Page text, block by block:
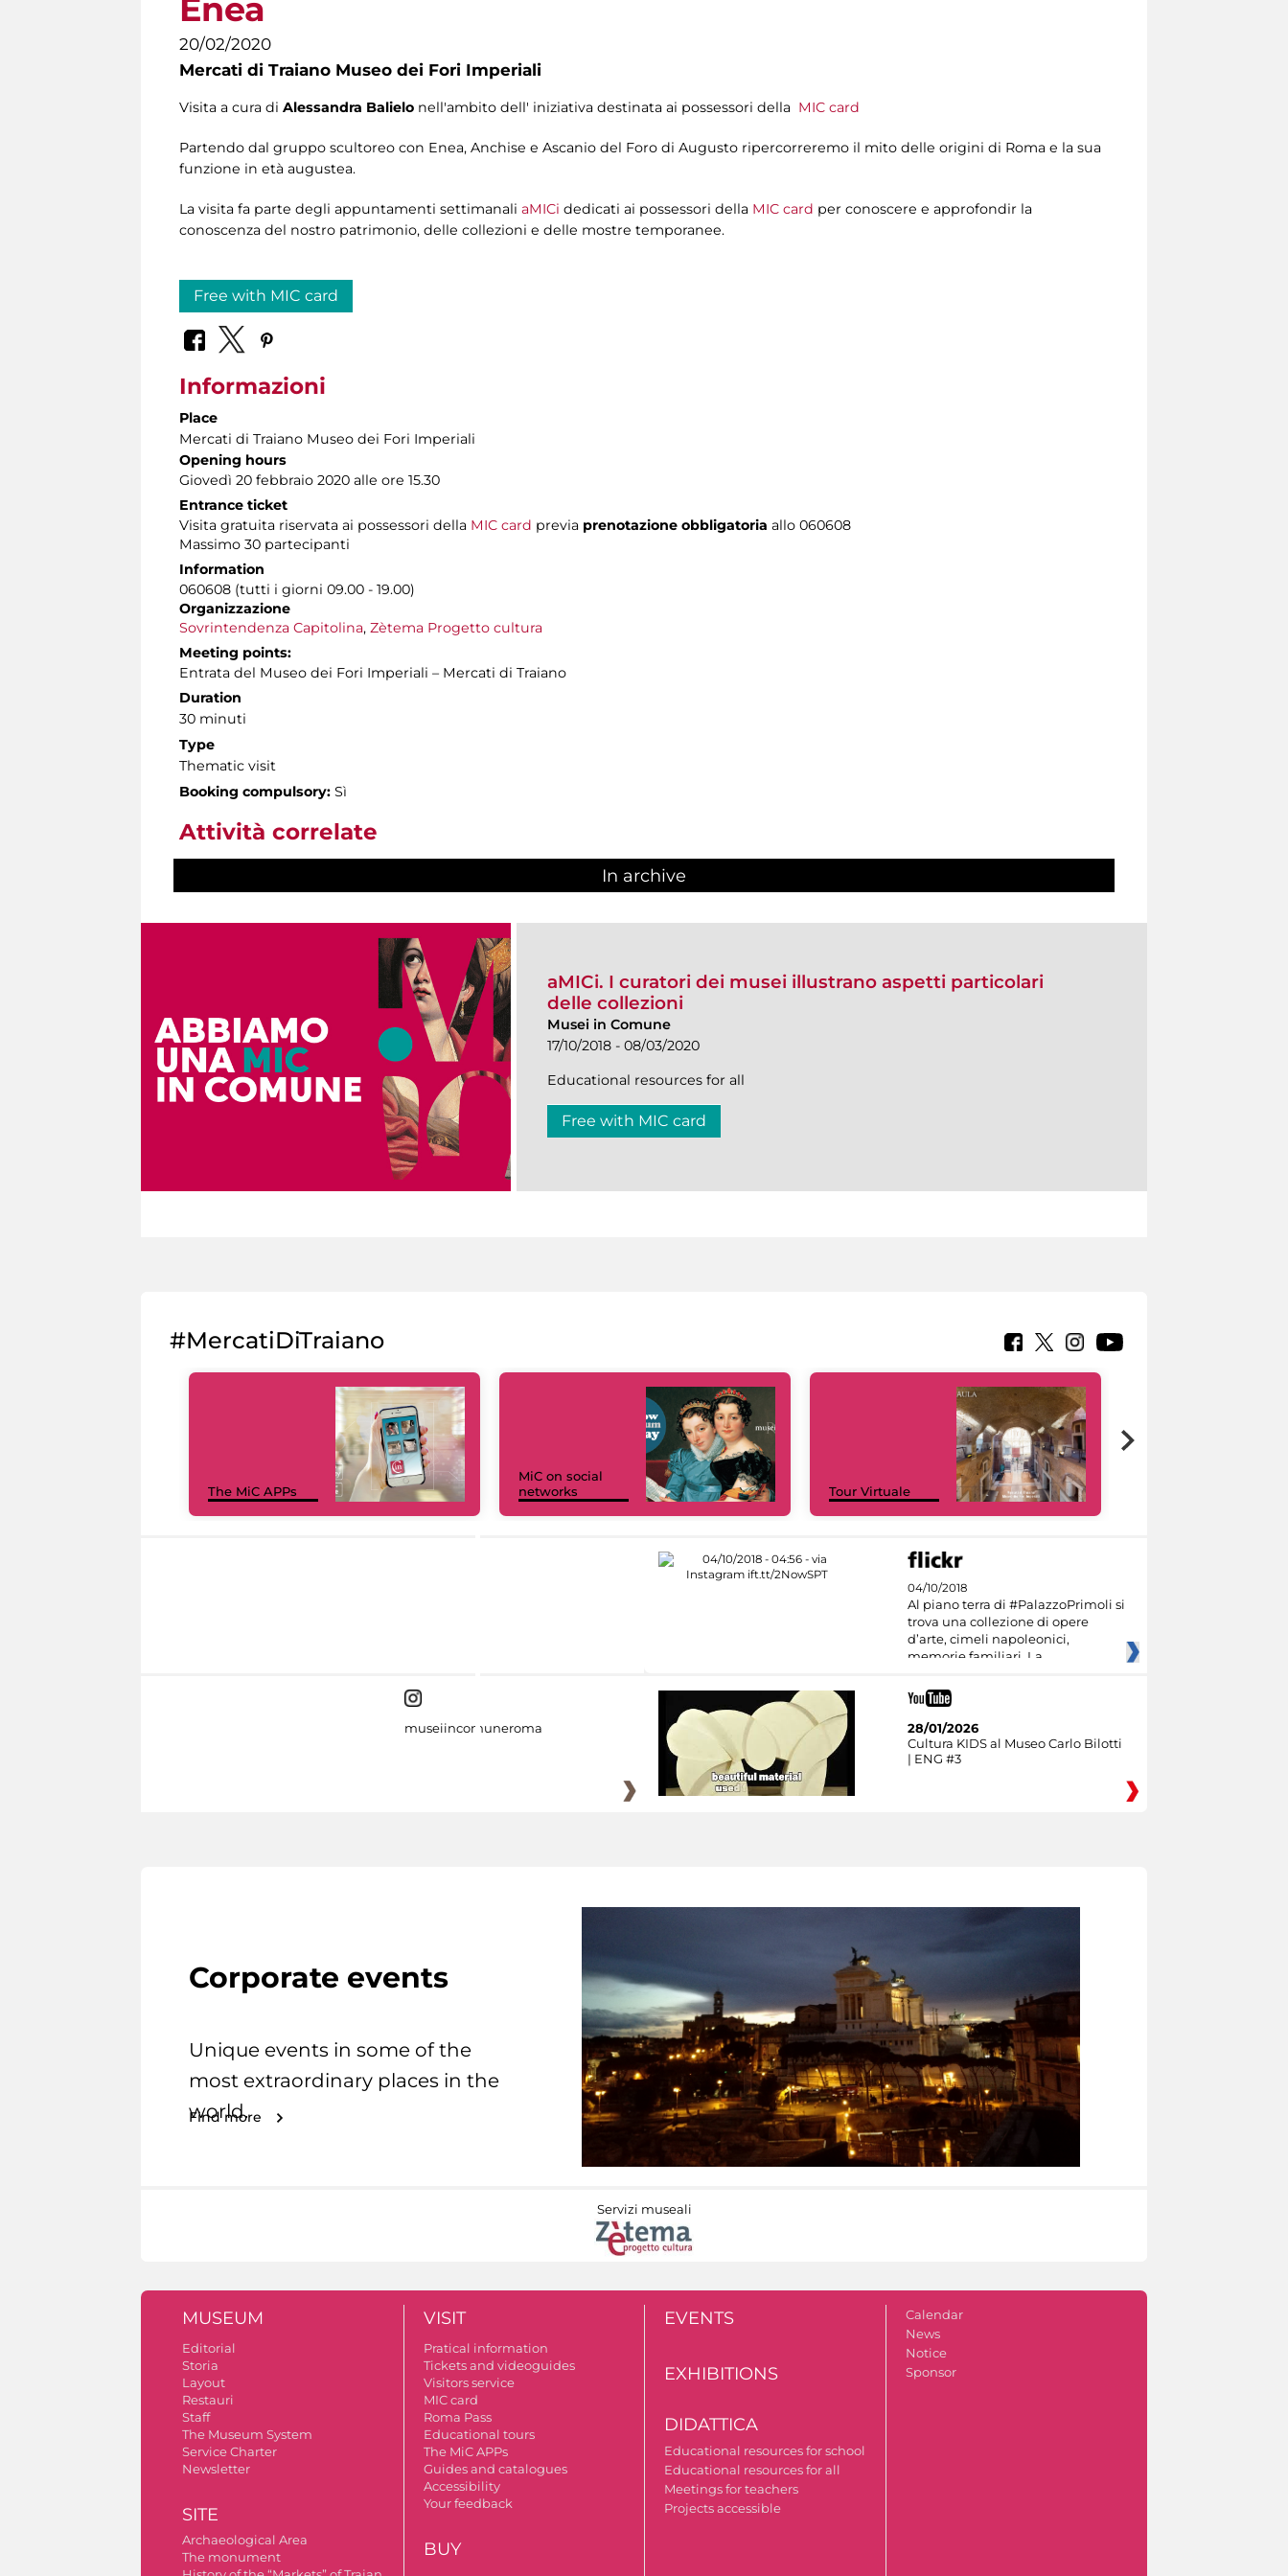
Enea
20/02/2020
Mercati di Traiano Museo dei Fori Imperiali
Visita a cura di Alessandra Balielo nell'ambito dell' iniziativa destinata ai possessori della MIC card
Partendo dal gruppo scultoreo con Enea, Anchise e Ascanio del Foro di Augusto ripercorreremo il mito delle origini di Roma e la sua
funzione in età augustea.
La visita fa parte degli appuntamenti settimanali aMICi dedicati ai possessori della MIC card per conoscere e approfondir la
conoscenza del nostro patrimonio, delle collezioni e delle mostre temporanee.
Free with MIC card
Informazioni
Place
Mercati di Traiano Museo dei Fori Imperiali
Opening hours
Giovedì 20 febbraio 2020 alle ore 15.30
Entrance ticket
Visita gratuita riservata ai possessori della MIC card previa prenotazione obbligatoria allo 060608
Massimo 30 partecipanti
Information
060608 (tutti i giorni 09.00 - 19.00)
Organizzazione
Sovrintendenza Capitolina, Zètema Progetto cultura
Meeting points:
Entrata del Museo dei Fori Imperiali – Mercati di Traiano
Duration
30 minuti
Type
Thematic visit
Booking compulsory: Sì
Attività correlate
In archive
aMICi. I curatori dei musei illustrano aspetti particolari
delle collezioni
Musei in Comune
17/10/2018 - 08/03/2020
Educational resources for all
Free with MIC card
#MercatiDiTraiano
The MiC APPs
MiC on social
networks
Tour Virtuale
04/10/2018
Al piano terra di #PalazzoPrimoli si
trova una collezione di opere
d’arte, cimeli napoleonici,
memorie familiari. La
museiincomuneroma
28/01/2026
Cultura KIDS al Museo Carlo Bilotti
| ENG #3
Corporate events
Unique events in some of the
most extraordinary places in the
world.
Find more
Servizi museali
MUSEUM
Editorial
Storia
Layout
Restauri
Staff
The Museum System
Service Charter
Newsletter
SITE
Archaeological Area
The monument
VISIT
Pratical information
Tickets and videoguides
Visitors service
MIC card
Roma Pass
Educational tours
The MiC APPs
Guides and catalogues
Accessibility
Your feedback
BUY
EVENTS
EXHIBITIONS
DIDATTICA
Educational resources for school
Educational resources for all
Meetings for teachers
Projects accessible
Calendar
News
Notice
Sponsor